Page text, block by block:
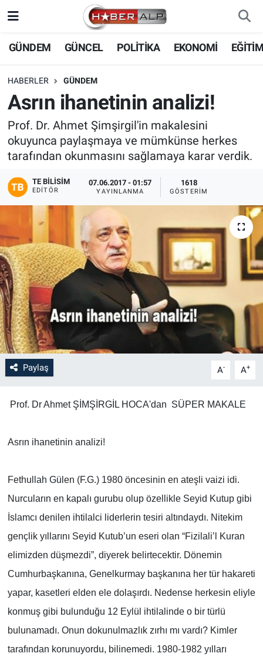
GÜNDEM GÜNCEL POLİTİKA EKONOMİ
HABERLER GÜNDEM
Asrın ihanetinin analizi!
Prof. Dr. Ahmet Şimşirgil'in makalesini
okuyunca paylaşmaya ve mümkünse herkes
tarafından okunmasını sağlamaya karar verdik.
TE BILISIM
EDITÖR
07.06.2017 - 01:57
YAYINLANMA
1618
GÖSTERIM
Paylaş A- A+
Prof. Dr Ahmet ŞİMŞİRGİL HOCA'dan SÜPER MAKALE
Asrın ihanetinin analizi!
Fethullah Gülen (F.G.) 1980 öncesinin en ateşli vaizi idi.
Nurcuların en kapalı gurubu olup özellikle Seyid Kutup gibi
İslamcı denilen ihtilalci liderlerin tesiri altındaydı. Nitekim
gençlik yıllarını Seyid Kutub’un eseri olan “Fizilali’l Kuran
elimizden düşmezdi”, diyerek belirtecektir. Dönemin
Cumhurbaşkanına, Genelkurmay başkanına her tür hakareti
yapar, kasetleri elden ele dolaşırdı. Nedense herkesin eliyle
konmuş gibi bulunduğu 12 Eylül ihtilalinde o bir türlü
bulunamadı. Onun dokunulmazlık zırhı mı vardı? Kimler
tarafından korunuyordu, bilinemedi. 1980-1982 yılları
Nöbetçi Eczaneler
Hava Durumu
Trafik Durumu
Süper Lig Puan Durumu ve Fikstür
Son Dakika Haberleri
Haber Arşivi